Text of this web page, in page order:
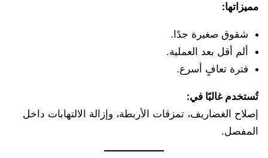
مميزاتها:
شقوق صغيرة جدًا.
ألم أقل بعد العملية.
فترة تعافٍ أسرع.
تُستخدم غالبًا في:
إصلاح الغضاريف، تمزقات الأربطة، وإزالة الالتهابات داخل
المفصل.